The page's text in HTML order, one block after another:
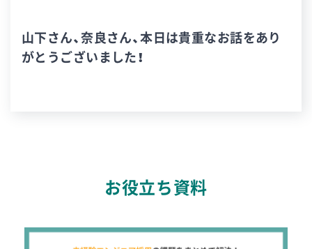
山下さん、奈良さん、本日は貴重なお話をあり
がとうございました！
お役立ち資料